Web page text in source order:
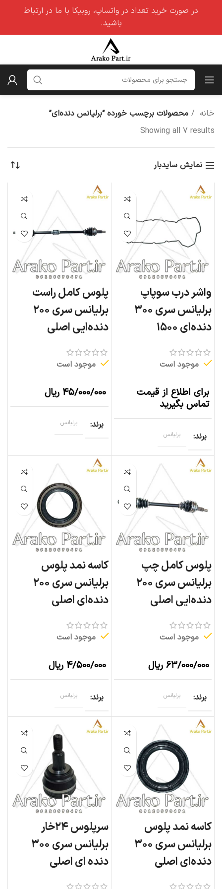
خانه
محصولات برچسب خورده “برلیانس دنده‌ای”
Showing all 7 results
نمایش سایدبار
واشر درب سوپاپ
برلیانس سری ۳۰۰
دنده‌ای ۱۵۰۰
موجود است
برای اطلاع از قیمت
تماس بگیرید
برند برلیانس
پلوس کامل راست
برلیانس سری ۲۰۰
دنده‌ایی اصلی
موجود است
۴۵/۰۰۰/۰۰۰ ریال
برند برلیانس
پلوس کامل چپ
برلیانس سری ۲۰۰
دنده‌ایی اصلی
موجود است
۶۳/۰۰۰/۰۰۰ ریال
برند برلیانس
کاسه نمد پلوس
برلیانس سری ۲۰۰
دنده‌ای اصلی
موجود است
۴/۵۰۰/۰۰۰ ریال
برند برلیانس
کاسه نمد پلوس
برلیانس سری ۳۰۰
دنده‌ای اصلی
سرپلوس ۲۴خار
برلیانس سری ۳۰۰
دنده ای اصلی
در صورت خرید تعداد در واتساپ، روبیکا با ما در ارتباط
باشید.